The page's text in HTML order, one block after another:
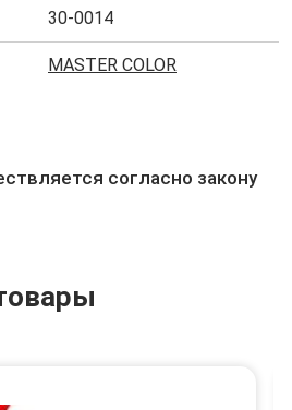
30-0014
MASTER COLOR
согласно закону